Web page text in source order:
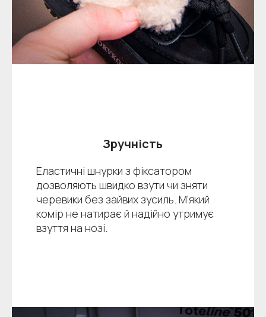
Зручність
Еластичні шнурки з фіксатором
дозволяють швидко взути чи зняти
черевики без зайвих зусиль. М’який
комір не натирає й надійно утримує
взуття на нозі.